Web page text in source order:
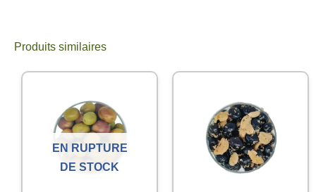
Produits similaires
EN RUPTURE
DE STOCK